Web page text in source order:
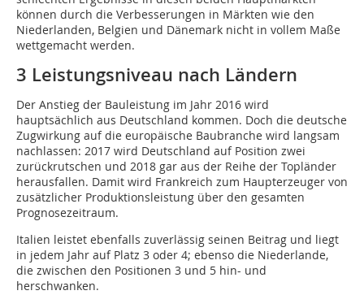
können durch die Verbesserungen in Märkten wie den
Niederlanden, Belgien und Dänemark nicht in vollem Maße
wettgemacht werden.
3 Leistungsniveau nach Ländern
Der Anstieg der Bauleistung im Jahr 2016 wird
hauptsächlich aus Deutschland kommen. Doch die deutsche
Zugwirkung auf die europäische Baubranche wird langsam
nachlassen: 2017 wird Deutschland auf Position zwei
zurückrutschen und 2018 gar aus der Reihe der Topländer
herausfallen. Damit wird Frankreich zum Haupterzeuger von
zusätzlicher Produktionsleistung über den gesamten
Prognosezeitraum.
Italien leistet ebenfalls zuverlässig seinen Beitrag und liegt
in jedem Jahr auf Platz 3 oder 4; ebenso die Niederlande,
die zwischen den Positionen 3 und 5 hin- und
herschwanken.